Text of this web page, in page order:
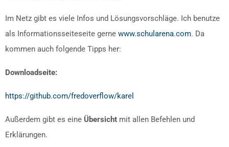
Im Netz gibt es viele Infos und Lösungsvorschläge. Ich benutze
als Informationsseiteseite gerne www.schularena.com. Da
kommen auch folgende Tipps her:
Downloadseite:
https://github.com/fredoverflow/karel
Außerdem gibt es eine Übersicht mit allen Befehlen und
Erklärungen.